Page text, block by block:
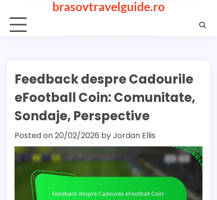
content
brasovtravelguide.ro
Feedback despre Cadourile
eFootball Coin: Comunitate,
Sondaje, Perspective
Posted on20/02/2026 byJordan Ellis